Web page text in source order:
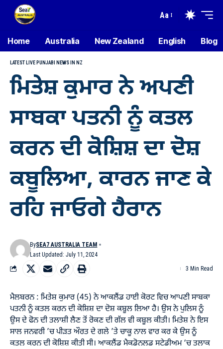
Aa
Home Australia New Zealand English Blog
LATEST LIVE PUNJABI NEWS IN NZ
ਮਿਤੇਸ਼ ਕੁਮਾਰ ਨੇ ਅਪਣੀ
ਸਾਬਕਾ ਪਤਨੀ ਨੂੰ ਕਤਲ
ਕਰਨ ਦੀ ਕੋਸ਼ਿਸ਼ ਦਾ ਦੋਸ਼
ਕਬੂਲਿਆ, ਕਾਰਨ ਜਾਣ ਕੇ
ਰਹਿ ਜਾਓਗੇ ਹੈਰਾਨ
Last Updated: July 11, 2024
BySEA7 AUSTRALIA TEAM
3 Min Read
ਮੈਲਬਰਨ : ਮਿਤੇਸ਼ ਕੁਮਾਰ (45) ਨੇ ਆਕਲੈਂਡ ਹਾਈ ਕੋਰਟ ਵਿਚ ਆਪਣੀ ਸਾਬਕਾ
ਪਤਨੀ ਨੂੰ ਕਤਲ ਕਰਨ ਦੀ ਕੋਸ਼ਿਸ਼ ਦਾ ਦੋਸ਼ ਕਬੂਲ ਲਿਆ ਹੈ। ਉਸ ਨੇ ਪੁਲਿਸ ਨੂੰ
ਉਸ ਦੇ ਫੋਨ ਦੀ ਤਲਾਸ਼ੀ ਲੈਣ ਤੋਂ ਰੋਕਣ ਦੀ ਗੱਲ ਵੀ ਕਬੂਲ ਕੀਤੀ। ਮਿਤੇਸ਼ ਨੇ ਇਸ
ਸਾਲ ਜਨਵਰੀ ’ਚ ਪੀੜਤ ਔਰਤ ਦੇ ਗਲੇ ’ਤੇ ਚਾਕੂ ਨਾਲ ਵਾਰ ਕਰ ਕੇ ਉਸ ਨੂੰ
ਕਤਲ ਕਰਨ ਦੀ ਕੋਸ਼ਿਸ਼ ਕੀਤੀ ਸੀ। ਆਕਲੈਂਡ ਮੈਕਡੋਨਲਡ ਸਟੇਡੀਅਮ ‘ਚ ਤਲਾਕ